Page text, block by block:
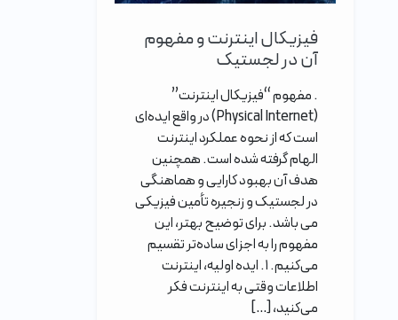
فیزیکال اینترنت و مفهوم
آن در لجستیک
. مفهوم “فیزیکال اینترنت”
(Physical Internet) در واقع ایده‌ای
است که از نحوه عملکرد اینترنت
الهام گرفته شده است. همچنین
هدف آن بهبود کارایی و هماهنگی
در لجستیک و زنجیره تأمین فیزیکی
می باشد. برای توضیح بهتر، این
مفهوم را به اجزای ساده‌تر تقسیم
می‌کنیم. ۱. ایده اولیه، اینترنت
اطلاعات وقتی به اینترنت فکر
می‌کنید، […]